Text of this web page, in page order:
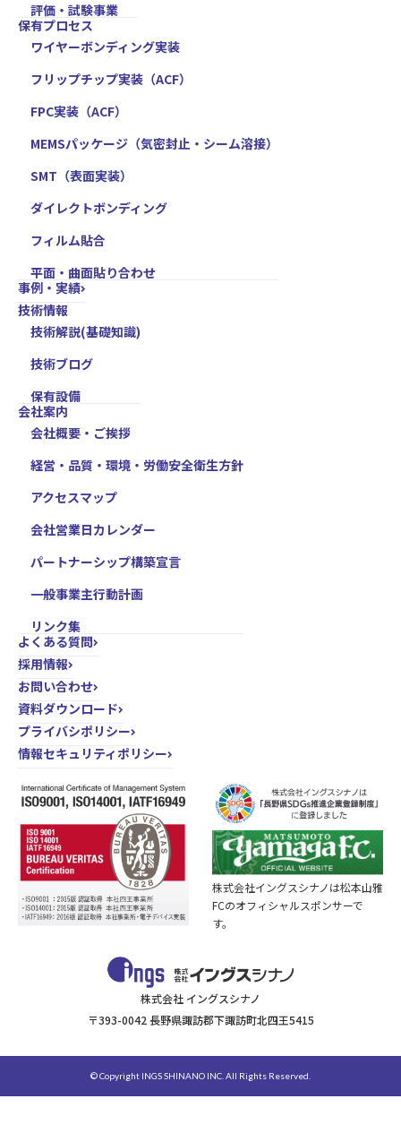
評価・試験事業
保有プロセス
ワイヤーボンディング実装
フリップチップ実装（ACF）
FPC実装（ACF）
MEMSパッケージ（気密封止・シーム溶接）
SMT（表面実装）
ダイレクトボンディング
フィルム貼合
平面・曲面貼り合わせ
事例・実績
技術情報
技術解説(基礎知識)
技術ブログ
保有設備
会社案内
会社概要・ご挨拶
経営・品質・環境・労働安全衛生方針
アクセスマップ
会社営業日カレンダー
パートナーシップ構築宣言
一般事業主行動計画
リンク集
よくある質問
採用情報
お問い合わせ
資料ダウンロード
プライバシポリシー
情報セキュリティポリシー
株式会社イングスシナノは松本山雅
FCのオフィシャルスポンサーで
す。
株式会社 イングスシナノ
〒393-0042 長野県諏訪郡下諏訪町北四王5415
© Copyright INGS SHINANO INC. All Rights Reserved.